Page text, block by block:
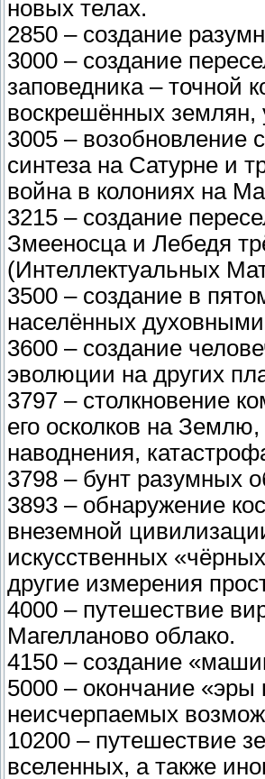
новых телах.
2850 – создание
3000 – создание
заповедника – точной
воскрешённых
3005 – возобновление
синтеза на Сатурне и
война в колониях на
3215 – создание
Змееносца и Лебедя
(Интеллектуальных
3500 – создание в
населённых
3600 – создание
эволюции на других
3797 – столкновение
его осколков на
наводнения,
3798 – бунт разумных
3893 – обнаружение
внеземной
искусственных
другие измерения
4000 – путешествие
Магелланово облако.
4150 – создание
5000 – окончание «эры
неисчерпаемых
10200 – путешествие
вселенных, а также